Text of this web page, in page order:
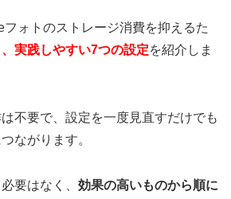
フォトのストレージ消費を抑えるた
実践しやすい7つの設定を紹介しま
不要で、設定を一度見直すだけでも
ながります。
要はなく、 効果の高いものから順に